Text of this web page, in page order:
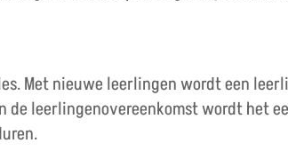
Met nieuwe leerlingen wordt een
de leerlingenovereenkomst wordt het